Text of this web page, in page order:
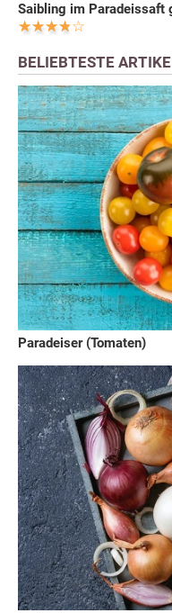
Saibling im Paradeissaft
BELIEBTESTE
Paradeiser (Tomaten)